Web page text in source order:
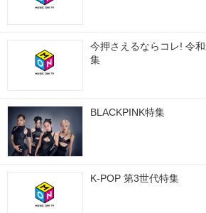
今押さえるならコレ! 令
集
BLACKPINK特集
K-POP 第3世代特集